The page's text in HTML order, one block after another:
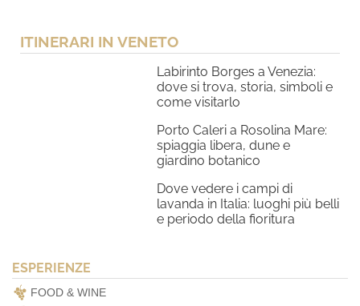
ITINERARI IN VENETO
Labirinto Borges a Venezia:
dove si trova, storia, simboli e
come visitarlo
Porto Caleri a Rosolina Mare:
spiaggia libera, dune e
giardino botanico
Dove vedere i campi di
lavanda in Italia: luoghi più belli
e periodo della fioritura
ESPERIENZE
FOOD & WINE